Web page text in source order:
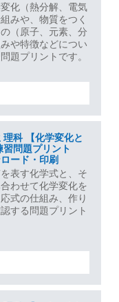
化（熱分解、電気
みや、物質をつく
（原子、元素、分
や特徴などについ
題プリントです。
理科 【化学変化と
習問題プリント
ード・印刷
表す化学式と、そ
わせて化学変化を
式の仕組み、作り
する問題プリント